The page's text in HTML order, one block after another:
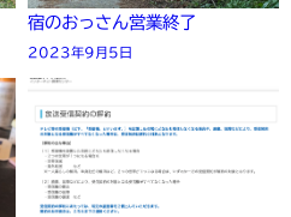
宿のおっさん営業終了
2023年9月5日